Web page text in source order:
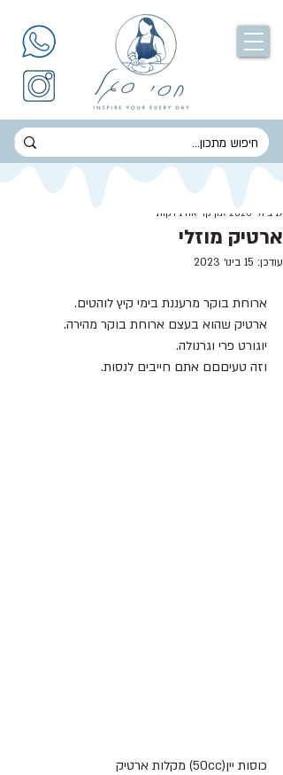
ארטיק מוזלי
19 ביולי 2020
זמן קריאה 1 דקות
עודכן: 15 בינו׳ 2023
ארוחת בוקר מרעננת בימי קיץ לוהטים.
ארטיק שהוא בעצם ארוחת בוקר מהירה.
יוגורט פרי וגרנולה.
וזה טעיםםם אתם חייבים לנסות.
כוסות יין(50cc) מקלות ארטיק